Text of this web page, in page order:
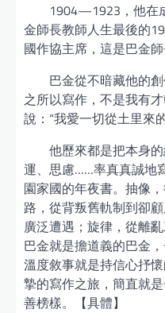
1904—1923，他在
金師長教師人生最後的
國作協主席，這是巴金
巴金從不暗藏他的
之所以寫作，不是我有
說：“我愛一切從土里來
他歷來都是把本身
運、思慮……率真真誠地
園家國的年夜書。抽像
路，從背叛舊軌制到卻
廣泛遭遇；旋律，從離
巴金就是擔道義的巴金
溫度敘事就是持信心抒
摯的寫作之旅，簡直就
善榜樣。【具體】